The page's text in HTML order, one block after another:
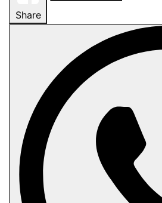
Share